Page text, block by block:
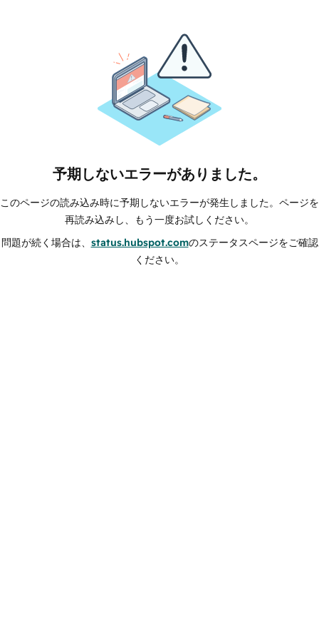
予期しないエラーがありました。
このページの読み込み時に予期しないエラーが発生しました。ページを
再読み込みし、もう一度お試しください。
問題が続く場合は、 status.hubspot.comのステータスページをご確認
ください。